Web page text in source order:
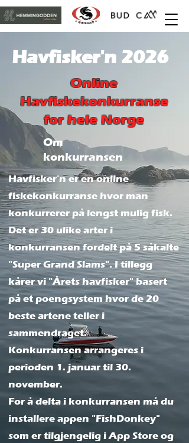
Havfisker'n 2026
Online
Havfiskekonkurranse
for hele Norge
Om
konkurransen
Havfisker'n er en online
fiskekonkurranse hvor man
konkurrerer på lengst mulig fisk.
Det er 30 ulike arter i
konkurransen fordelt på 5 såkalte
"Super Grand Slams". I tillegg
kårer vi "Årets havfisker" basert
på et poengsystem hvor de 20
beste artene teller i
sammendraget.
Konkurransen arrangeres i
perioden 1. januar til 30.
november.
For å delta i konkurransen må du
installere appen "FishDonkey"
som er tilgjengelig i App Store og